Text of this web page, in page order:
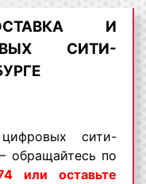
и
получения
изготовлению
форматов в
большим
И
СИТИ-
цифровых сити-
обращайтесь по
или оставьте